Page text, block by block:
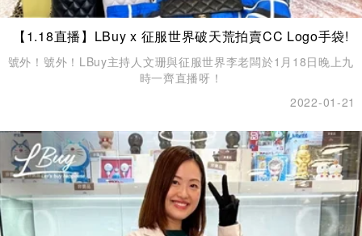
【1.18直播】LBuy x 征服世界破天荒拍賣CC Logo手袋!
號外！號外！LBuy主持人文珊與征服世界李老闆於1月18日晚上九
時一齊直播呀！
2022-01-21